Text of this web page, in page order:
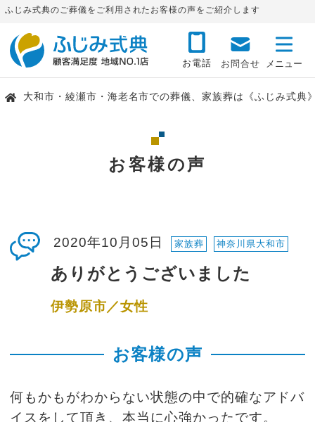
ふじみ式典のご葬儀をご利用されたお客様の声をご紹介します
お電話 お問合せ
大和市・綾瀬市・海老名市での葬儀、家族葬は《ふじみ式典
お客様の声
2020年10月05日 家族葬 神奈川県大和市
ありがとうございました
伊勢原市／女性
お客様の声
何もかもがわからない状態の中で的確なアドバ
イスをして頂き、本当に心強かったです。